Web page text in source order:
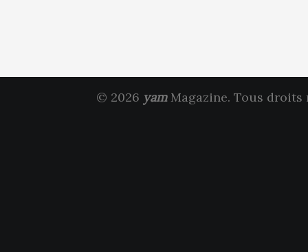
© 2026 yamMagazine. Tous droits